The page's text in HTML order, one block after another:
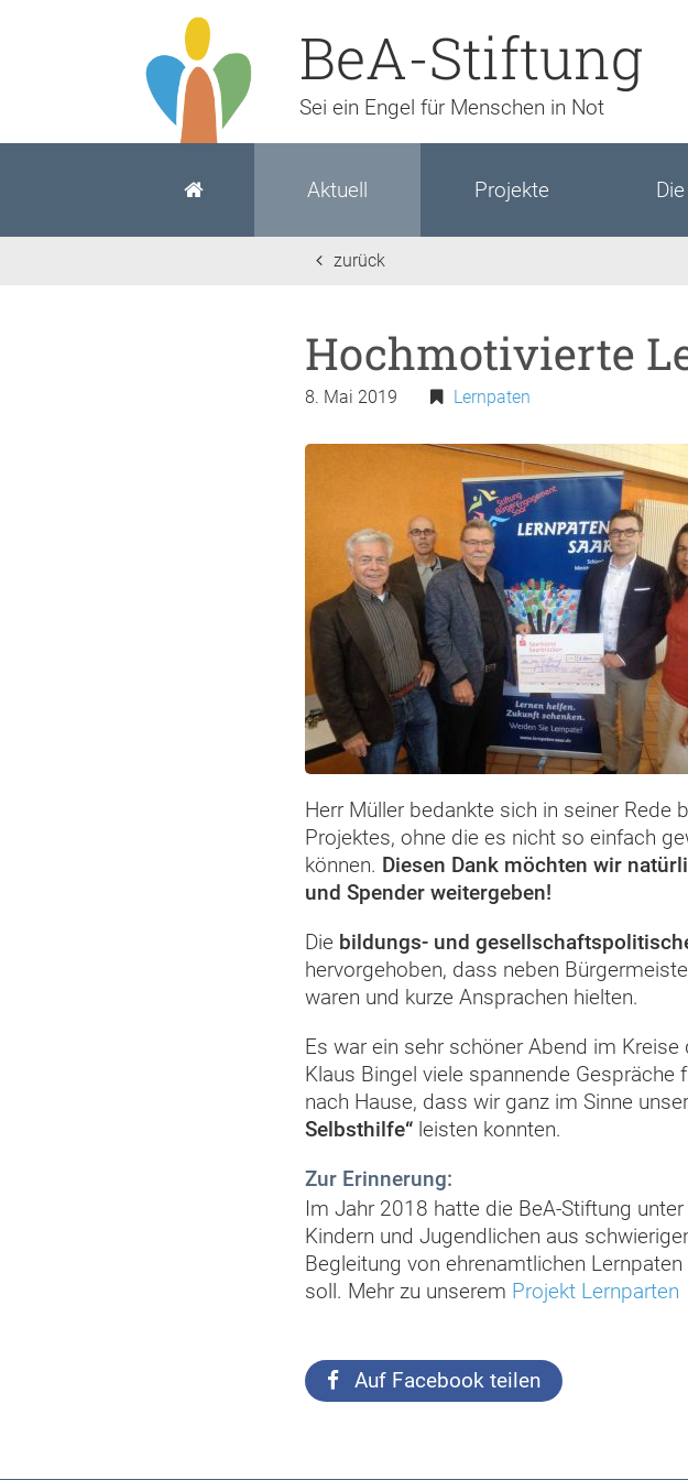
BeA-Stiftung
Sei ein Engel für Menschen in Not
Aktuell Projekte
zurück
Hochmotivierte
8. Mai 2019 Lernpaten
Herr Müller bedankte sich in seiner Rede
Projektes, ohne die es nicht so einfach
können. Diesen Dank möchten wir
und Spender weitergeben!
Die bildungs- und
hervorgehoben, dass neben
waren und kurze Ansprachen hielten.
Es war ein sehr schöner Abend im Kreise
Klaus Bingel viele spannende Gespräche
nach Hause, dass wir ganz im Sinne
Selbsthilfe“ leisten konnten.
Zur Erinnerung:
Im Jahr 2018 hatte die BeA-Stiftung
Kindern und Jugendlichen aus
Begleitung von ehrenamtlichen
soll. Mehr zu unserem Projekt Lernparten
Auf Facebook teilen